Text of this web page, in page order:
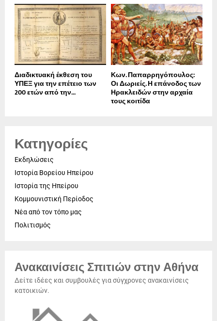
Διαδικτυακή έκθεση του
ΥΠΕΞ για την επέτειο των
200 ετών από την...
Κων. Παπαρρηγόπουλος:
Οι Δωριείς. Η επάνοδος των
Ηρακλειδών στην αρχαία
τους κοιτίδα
Κατηγορίες
Εκδηλώσεις
Ιστορία Βορείου Ηπείρου
Ιστορία της Ηπείρου
Κομμουνιστική Περίοδος
Νέα από τον τόπο μας
Πολιτισμός
Ανακαινίσεις Σπιτιών στην Αθήνα
Δείτε ιδέες και συμβουλές για σύγχρονες ανακαινίσεις
κατοικιών.